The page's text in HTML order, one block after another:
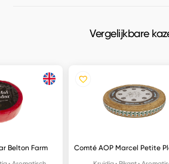
Vergelijkbare
Belton Farm Comté AOP Marcel Petite